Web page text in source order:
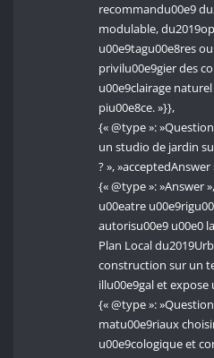
recommandu00e9
modulable,
u00e9tagu00e8res
privilu00e9gier des
u00e9clairage
piu00e8ce. »}},
{« @type »:
un studio de jardin
? », »acceptedAnswer
{« @type »: »Answer
u00eatre
autorisu00e9 u00e0
Plan Local
construction sur un
illu00e9gal et expose
{« @type »:
matu00e9riaux
u00e9cologique et